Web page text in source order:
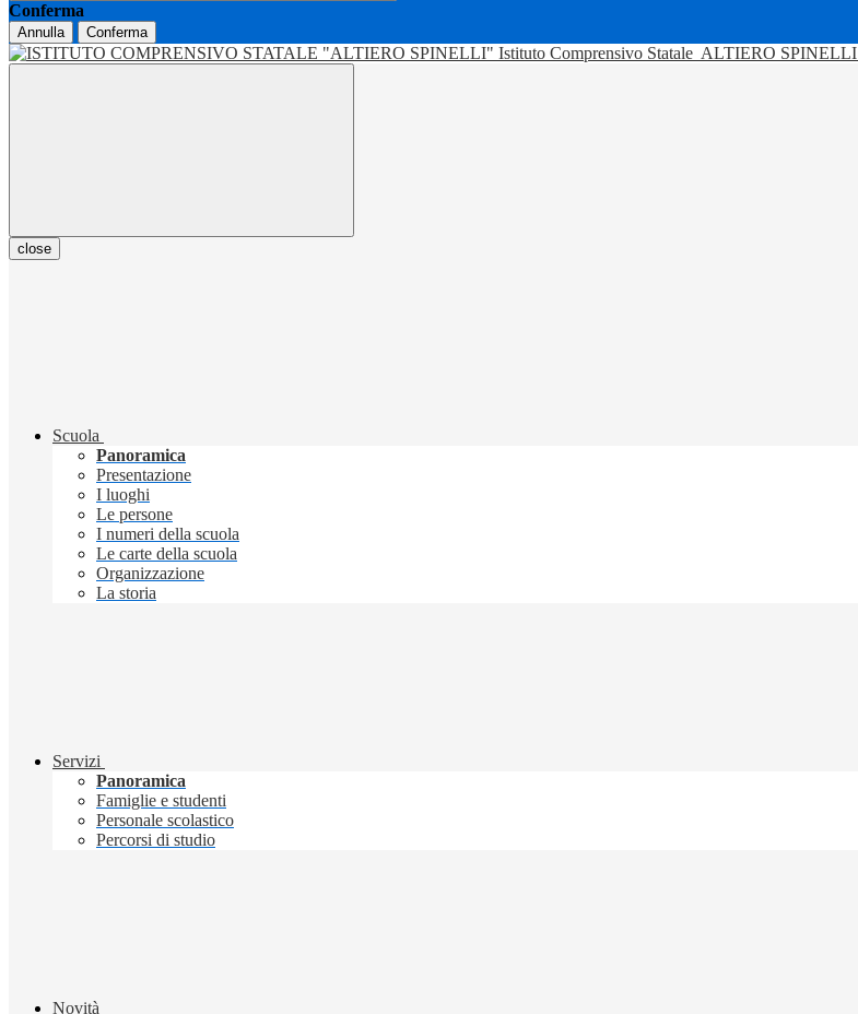
Conferma
Annulla Conferma
Istituto Comprensivo Statale ALTIERO SPINELLI
close
Scuola
Panoramica
Presentazione
I luoghi
Le persone
I numeri della scuola
Le carte della scuola
Organizzazione
La storia
Servizi
Panoramica
Famiglie e studenti
Personale scolastico
Percorsi di studio
Novità